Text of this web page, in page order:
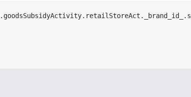
. goodsSubsidyActivity. retailStoreAct . _brand_id_ .